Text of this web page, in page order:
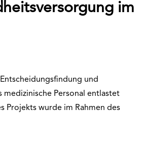
im
und
Personal entlastet
Projekts wurde im Rahmen des